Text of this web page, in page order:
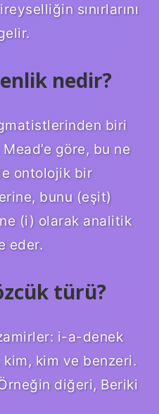
sınırlarını
nedir?
biri
göre, bu ne
ontolojik bir
bunu (eşit)
(i) olarak analitik
eder.
türü?
i-a-denek
kim, kim ve benzeri.
diğeri, Beriki